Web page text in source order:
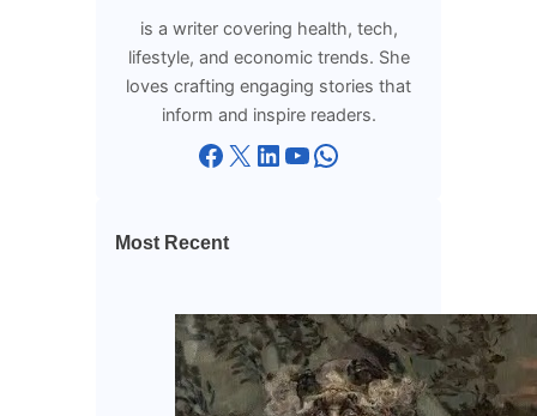
is a writer covering health, tech,
lifestyle, and economic trends. She
loves crafting engaging stories that
inform and inspire readers.
Facebook X LinkedIn YouTube WhatsApp
Most Recent